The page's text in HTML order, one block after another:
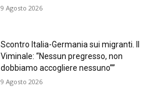
9 Agosto 2026
Scontro Italia-Germania sui migranti. Il
Viminale: “Nessun pregresso, non
dobbiamo accogliere nessuno””
9 Agosto 2026